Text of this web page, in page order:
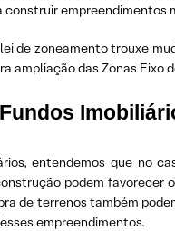
construir empreendimentos
de zoneamento trouxe
ampliação das Zonas Eixo
entendemos que no
podem favorecer
de terrenos também
empreendimentos.